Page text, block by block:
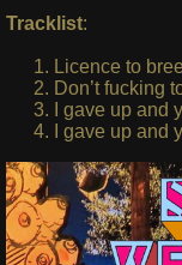
Tracklist:
Licence to
Don’t fucking
I gave up and
I gave up and